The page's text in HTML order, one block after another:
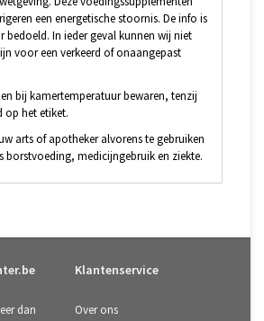
een energetische stoornis. De info is
bedoeld. In ieder geval kunnen wij niet
voor een verkeerd of onaangepast
bij kamertemperatuur bewaren, tenzij
op het etiket.
arts of apotheker alvorens te gebruiken
borstvoeding, medicijngebruik en ziekte.
dan
Klantenservice
Over ons